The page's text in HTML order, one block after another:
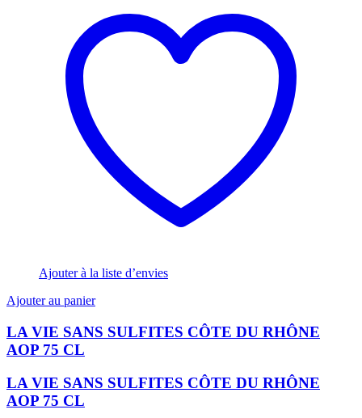
Ajouter à la liste d’envies
Ajouter au panier
LA VIE SANS SULFITES CÔTE DU RHÔNE
AOP 75 CL
LA VIE SANS SULFITES CÔTE DU RHÔNE
AOP 75 CL